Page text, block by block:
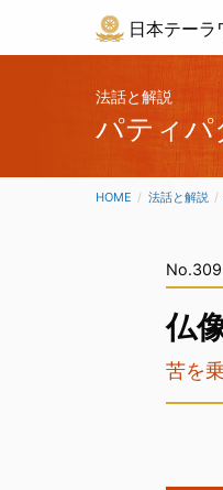
日本テーラ
法話と解説
パティパ
HOME 法話と解説
No.309
仏
苦を